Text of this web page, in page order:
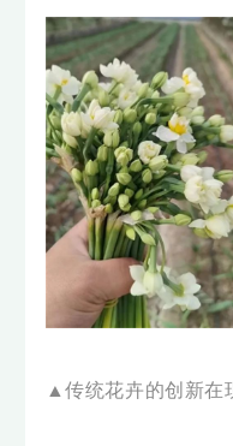
▲传统花卉的创新在